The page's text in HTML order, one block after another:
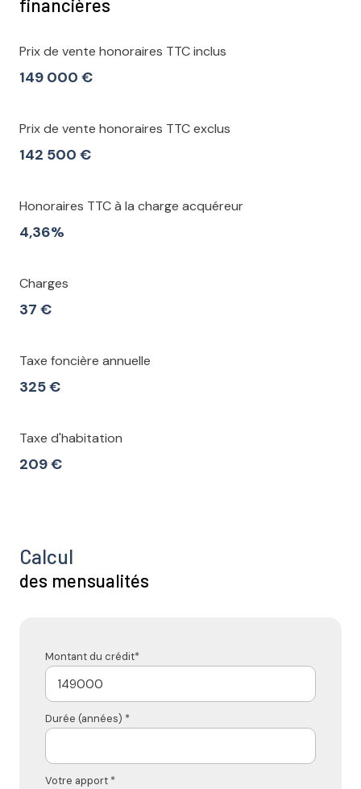
financières
Prix de vente honoraires TTC inclus
149 000 €
Prix de vente honoraires TTC exclus
142 500 €
Honoraires TTC à la charge acquéreur
4,36%
Charges
37 €
Taxe foncière annuelle
325 €
Taxe d'habitation
209 €
Calcul
des mensualités
Montant du crédit*
Durée (années) *
Votre apport *